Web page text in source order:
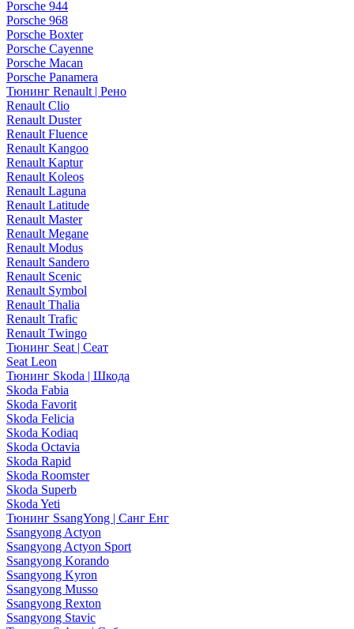
Porsche 944
Porsche 968
Porsche Boxter
Porsche Cayenne
Porsche Macan
Porsche Panamera
Тюнинг Renault | Рено
Renault Clio
Renault Duster
Renault Fluence
Renault Kangoo
Renault Kaptur
Renault Koleos
Renault Laguna
Renault Latitude
Renault Master
Renault Megane
Renault Modus
Renault Sandero
Renault Scenic
Renault Symbol
Renault Thalia
Renault Trafic
Renault Twingo
Тюнинг Seat | Сеат
Seat Leon
Тюнинг Skoda | Шкода
Skoda Fabia
Skoda Favorit
Skoda Felicia
Skoda Kodiaq
Skoda Octavia
Skoda Rapid
Skoda Roomster
Skoda Superb
Skoda Yeti
Тюнинг SsangYong | Санг Енг
Ssangyong Actyon
Ssangyong Actyon Sport
Ssangyong Korando
Ssangyong Kyron
Ssangyong Musso
Ssangyong Rexton
Ssangyong Stavic